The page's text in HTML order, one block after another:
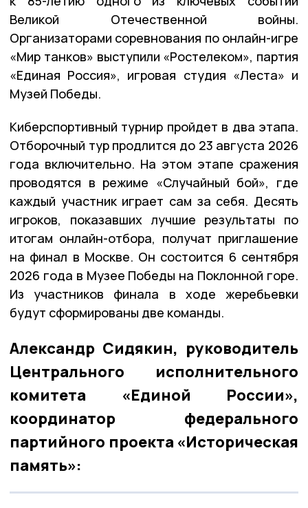
Великой Отечественной войны.
Организаторами соревнования по онлайн-игре
«Мир танков» выступили «Ростелеком», партия
«Единая Россия», игровая студия «Леста» и
Музей Победы.
Киберспортивный турнир пройдет в два этапа.
Отборочный тур продлится до 23 августа 2026
года включительно. На этом этапе сражения
проводятся в режиме «Случайный бой», где
каждый участник играет сам за себя. Десять
игроков, показавших лучшие результаты по
итогам онлайн-отбора, получат приглашение
на финал в Москве. Он состоится 6 сентября
2026 года в Музее Победы на Поклонной горе.
Из участников финала в ходе жеребьевки
будут сформированы две команды.
Александр Сидякин, руководитель
Центрального исполнительного
комитета «Единой России»,
координатор федерального
партийного проекта «Историческая
память»: